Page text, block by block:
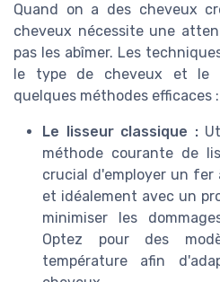
Quand on a des cheveux
cheveux nécessite une
pas les abîmer. Les
le type de cheveux et le
quelques méthodes efficaces :
Le lisseur classique :
méthode courante de
crucial d'employer un fer
et idéalement avec un
minimiser les
Optez pour des
température afin